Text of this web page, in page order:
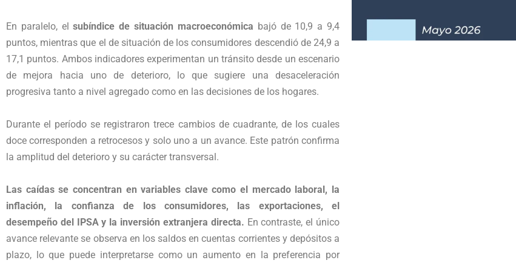
En paralelo, elsubíndice de situación macroeconómica bajó de 10,9 a 9,4
puntos, mientras que el de situación de los consumidores descendió de 24,9 a
17,1 puntos. Ambos indicadores experimentan un tránsito desde un escenario
de mejora hacia uno de deterioro, lo que sugiere una desaceleración
progresiva tanto a nivel agregado como en las decisiones de los hogares.
Durante el período se registraron trece cambios de cuadrante, de los cuales
doce corresponden a retrocesos y solo uno a un avance. Este patrón confirma
la amplitud del deterioro y su carácter transversal.
Las caídas se concentran en variables clave como el mercado laboral, la
inflación, la confianza de los consumidores, las exportaciones, el
desempeño del IPSA y la inversión extranjera directa. En contraste, el único
avance relevante se observa en los saldos en cuentas corrientes y depósitos a
plazo, lo que puede interpretarse como un aumento en la preferencia por